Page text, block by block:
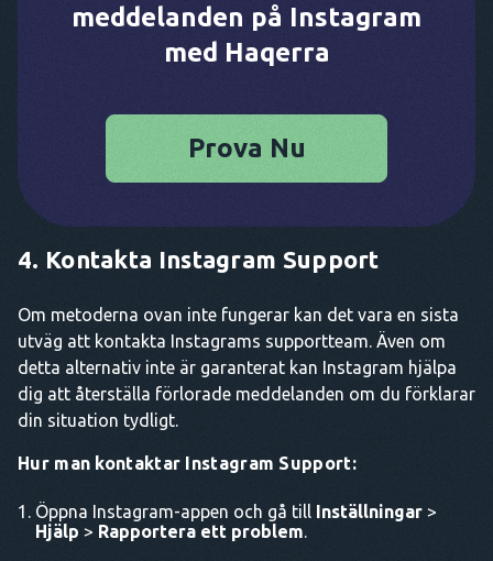
meddelanden på Instagram
med Haqerra
Prova Nu
4. Kontakta Instagram Support
Om metoderna ovan inte fungerar kan det vara en sista
utväg att kontakta Instagrams supportteam. Även om
detta alternativ inte är garanterat kan Instagram hjälpa
dig att återställa förlorade meddelanden om du förklarar
din situation tydligt.
Hur man kontaktar Instagram Support:
Öppna Instagram-appen och gå till Inställningar >
Hjälp > Rapportera ett problem.